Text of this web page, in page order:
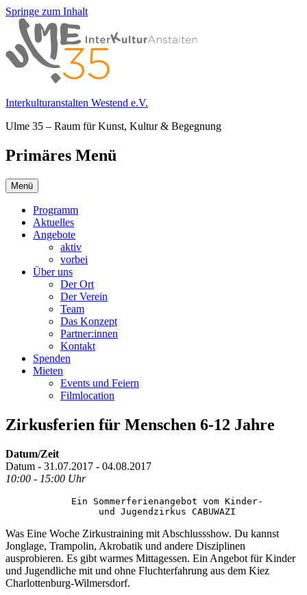
Springe zum Inhalt
Interkulturanstalten Westend e.V.
Ulme 35 – Raum für Kunst, Kultur & Begegnung
Primäres Menü
Menü
Programm
Aktuelles
Angebote
aktiv
vorbei
Über uns
Der Ort
Der Verein
Team
Das Konzept
Partner:innen
Kontakt
Spenden
Mieten
Events und Feiern
Filmlocation
Zirkusferien für Menschen 6-12 Jahre
Datum/Zeit
Datum - 31.07.2017 - 04.08.2017
10:00 - 15:00 Uhr
            Ein Sommerferienangebot vom Kinder-
Was Eine Woche Zirkustraining mit Abschlussshow. Du kannst
Jonglage, Trampolin, Akrobatik und andere Disziplinen
ausprobieren. Es gibt warmes Mittagessen. Ein Angebot für Kinder
und Jugendliche mit und ohne Fluchterfahrung aus dem Kiez
Charlottenburg-Wilmersdorf.